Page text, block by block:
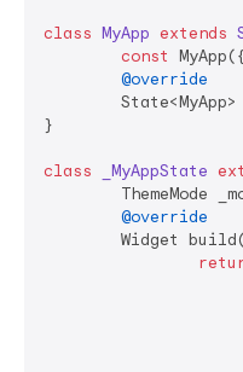
class MyApp extends
const MyApp({
@override
}
class _MyAppState
@override